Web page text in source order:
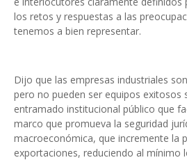
los retos y respuestas a las
tenemos a bien representar.
Dijo que las empresas industriales
pero no pueden ser equipos exitosos
entramado institucional público que
marco que promueva la seguridad
macroeconómica, que incremente la
exportaciones, reduciendo al mínimo